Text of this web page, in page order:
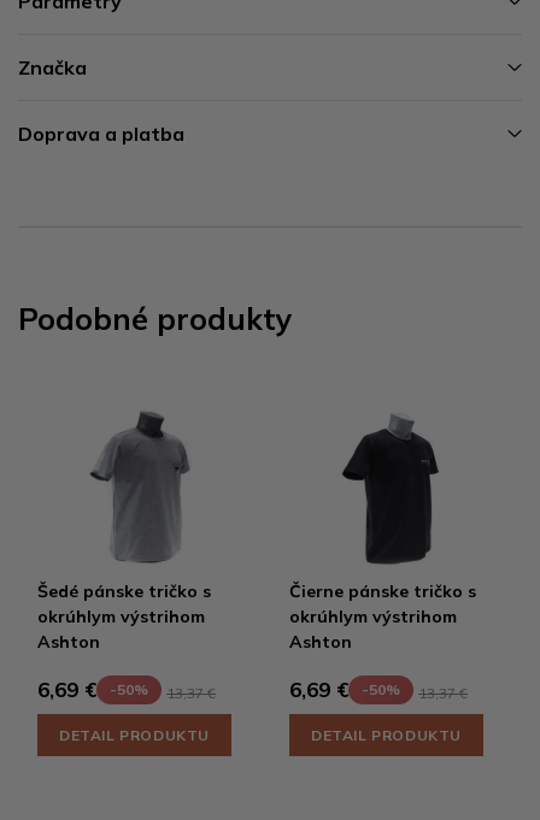
Značka
Doprava a platba
Podobné produkty
Šedé pánske tričko s
okrúhlym výstrihom
Ashton
6,69 € -50% 13,37 €
DETAIL PRODUKTU
Čierne pánske tričko s
okrúhlym výstrihom
Ashton
6,69 € -50% 13,37 €
DETAIL PRODUKTU